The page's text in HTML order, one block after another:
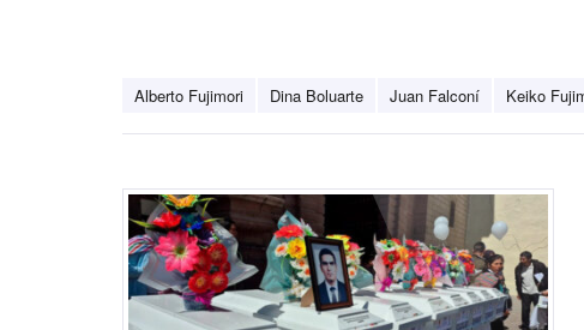
Alberto Fujimori Dina Boluarte Juan Falconí Keiko